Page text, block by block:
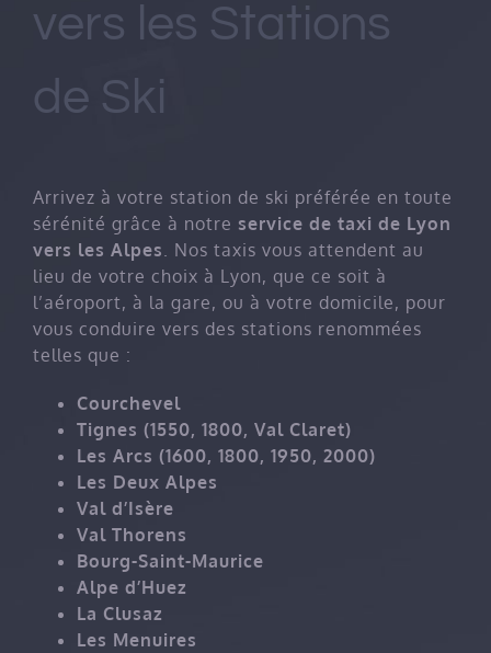
vers les Stations
de Ski
Arrivez à votre station de ski préférée en toute
sérénité grâce à notre service de taxi de Lyon
vers les Alpes . Nos taxis vous attendent au
lieu de votre choix à Lyon, que ce soit à
l’aéroport, à la gare, ou à votre domicile, pour
vous conduire vers des stations renommées
telles que :
Courchevel
Tignes (1550, 1800, Val Claret)
Les Arcs (1600, 1800, 1950, 2000)
Les Deux Alpes
Val d’Isère
Val Thorens
Bourg-Saint-Maurice
Alpe d’Huez
La Clusaz
Les Menuires